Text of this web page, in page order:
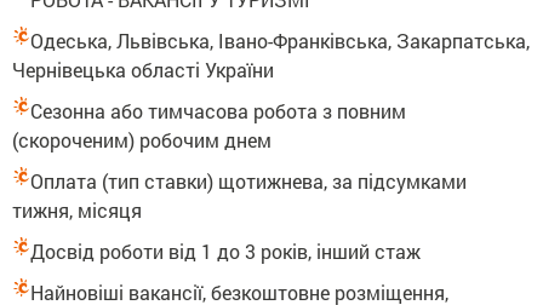
Одеська, Львівська, Івано-Франківська, Закарпатська,
Чернівецька області України
Сезонна або тимчасова робота з повним
(скороченим) робочим днем
Оплата (тип ставки) щотижнева, за підсумками
тижня, місяця
Досвід роботи від 1 до 3 років, інший стаж
Найновіші вакансії, безкоштовне розміщення,